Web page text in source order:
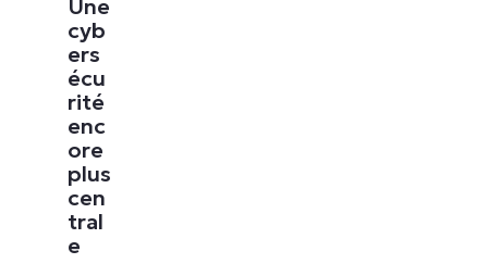
Une
cyb
ers
écu
rité
enc
ore
plus
cen
tral
e